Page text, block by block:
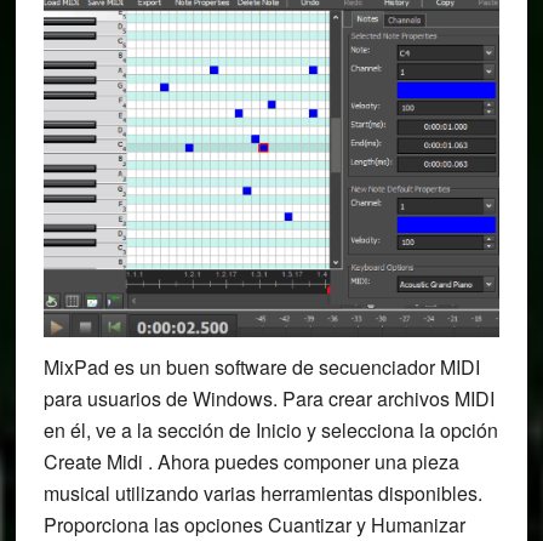
MixPad es un buen software de secuenciador MIDI
para usuarios de Windows. Para crear archivos MIDI
en él, ve a la sección de Inicio y selecciona la opción
Create Midi . Ahora puedes componer una pieza
musical utilizando varias herramientas disponibles.
Proporciona las opciones Cuantizar y Humanizar